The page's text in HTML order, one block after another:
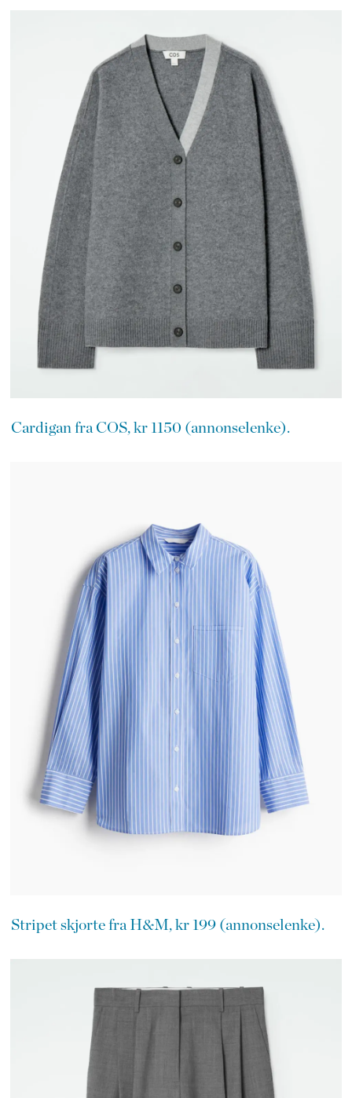
Cardigan fra COS, kr 1150 (annonselenke).
Stripet skjorte fra H&M, kr 199 (annonselenke).